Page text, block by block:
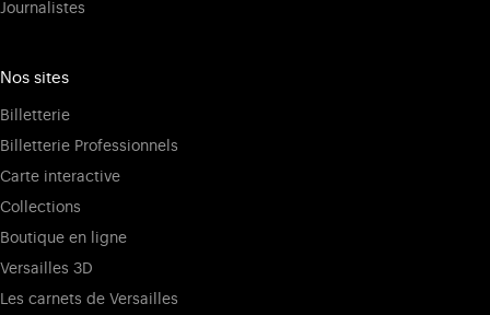
Journalistes
Nos sites
Billetterie
Billetterie Professionnels
Carte interactive
Collections
Boutique en ligne
Versailles 3D
Les carnets de Versailles